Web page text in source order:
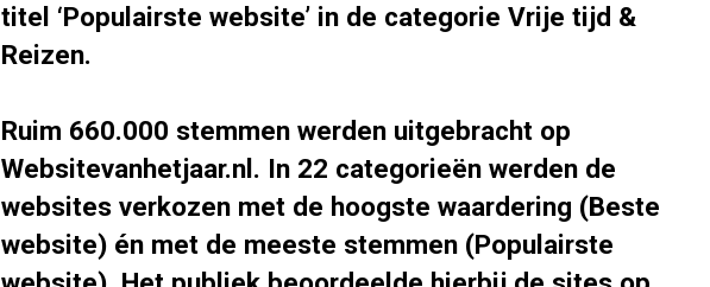
titel ‘Populairste website’ in de categorie Vrije tijd &
Reizen.
Ruim 660.000 stemmen werden uitgebracht op
Websitevanhetjaar.nl. In 22 categorieën werden de
websites verkozen met de hoogste waardering (Beste
website) én met de meeste stemmen (Populairste